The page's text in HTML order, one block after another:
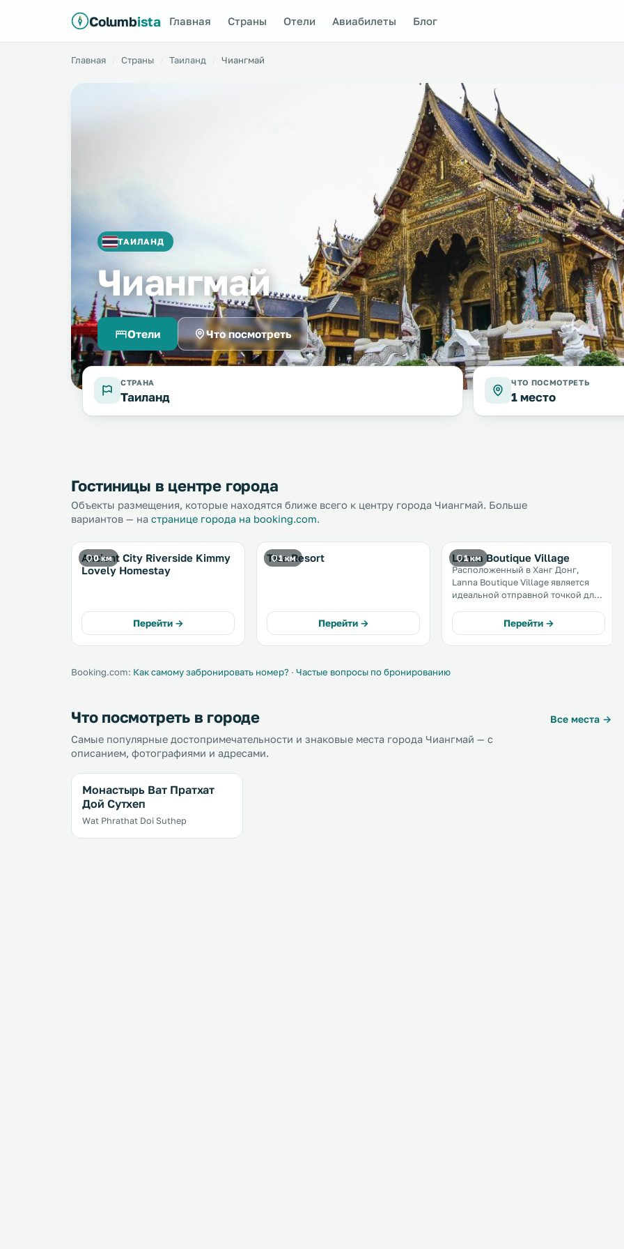
Columbista Главная Страны Отели Авиабилеты Блог
Главная Страны Таиланд Чиангмай
ТАИЛАНД
Чиангмай
Отели Что посмотреть
СТРАНА
Таиланд
ЧТО ПОСМОТРЕТЬ
1 место
Гостиницы в центре города
Объекты размещения, которые находятся ближе всего к центру города Чиангмай. Больше
вариантов — на странице города на booking.com.
0 км
Ancient City Riverside Kimmy
Lovely Homestay
Перейти →
1 км
Tisa Resort
Перейти →
1 км
Lanna Boutique Village
Расположенный в Ханг Донг,
Lanna Boutique Village является
идеальной отправной точкой для
туристы по достоинству оценят
удобства и услуги, предлагаемые в
отеле.
Перейти →
Booking.com: Как самому забронировать номер? · Частые вопросы по бронированию
Что посмотреть в городе
Все места →
Самые популярные достопримечательности и знаковые места города Чиангмай — с
описанием, фотографиями и адресами.
Монастырь Ват Пратхат
Дой Cутхеп
Wat Phrathat Doi Suthep